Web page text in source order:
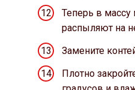
Теперь в массу
распыляют на
Замените
Плотно